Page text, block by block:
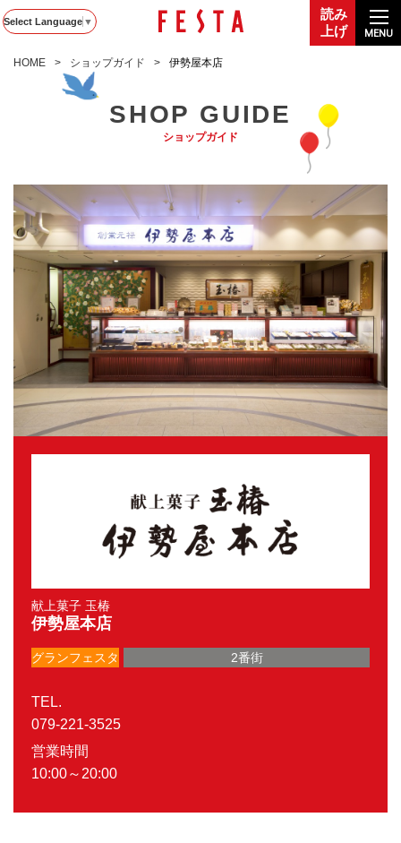
読み
上げ
Select Language ▼
MENU
HOME ショップガイド 伊勢屋本店
SHOP GUIDE
ショップガイド
献上菓子 玉椿
伊勢屋本店
グランフェスタ 2番街
TEL.
079-221-3525
営業時間
10:00～20:00